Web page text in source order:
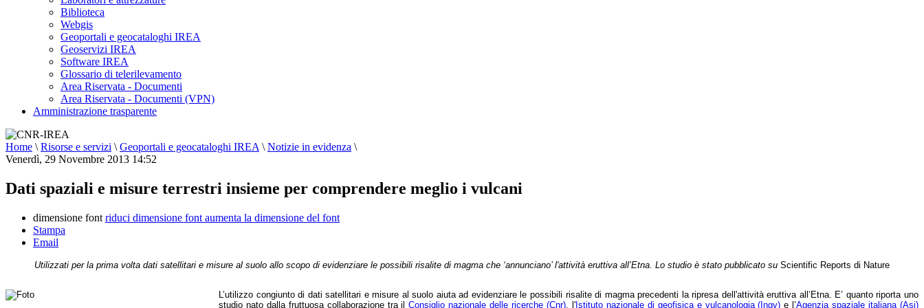
Biblioteca
Webgis
Geoportali e geocataloghi IREA
Geoservizi IREA
Software IREA
Glossario di telerilevamento
Area Riservata - Documenti
Area Riservata - Documenti (VPN)
Amministrazione trasparente
Home \ Risorse e servizi \ Geoportali e geocataloghi IREA \ Notizie in evidenza \
Venerdì, 29 Novembre 2013 14:52
Dati spaziali e misure terrestri insieme per comprendere meglio i vulcani
dimensione font riduci dimensione font aumenta la dimensione del font
Stampa
Email
Utilizzati per la prima volta dati satellitari e misure al suolo allo scopo di evidenziare le possibili risalite di magma che ‘annunciano’ l'attività eruttiva all’Etna. Lo studio è stato pubblicato su Scientific Reports di Nature
L’utilizzo congiunto di dati satellitari e misure al suolo aiuta ad evidenziare le possibili risalite di magma precedenti la ripresa dell'attività eruttiva all’Etna. E’ quanto riporta uno
studio nato dalla fruttuosa collaborazione tra ilConsiglio nazionale delle ricerche (Cnr) , l'Istituto nazionale di geofisica e vulcanologia (Ingv) e l’Agenzia spaziale italiana (Asi)